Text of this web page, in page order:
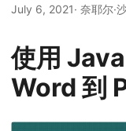
July 6, 2021· 奈耶尔·
使用
Word 到